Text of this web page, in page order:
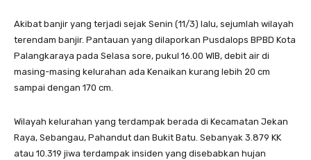
Akibat banjir yang terjadi sejak Senin (11/3) lalu, sejumlah wilayah
terendam banjir. Pantauan yang dilaporkan Pusdalops BPBD Kota
Palangkaraya pada Selasa sore, pukul 16.00 WIB, debit air di
masing-masing kelurahan ada Kenaikan kurang lebih 20 cm
sampai dengan 170 cm.
Wilayah kelurahan yang terdampak berada di Kecamatan Jekan
Raya, Sebangau, Pahandut dan Bukit Batu. Sebanyak 3.879 KK
atau 10.319 jiwa terdampak insiden yang disebabkan hujan